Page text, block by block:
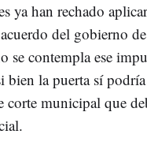
ya han rechado
del gobierno
se contempla ese
bien la puerta sí podría
corte municipal que